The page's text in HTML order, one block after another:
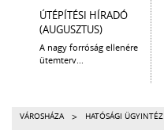
ÚTÉPÍTÉSI HÍRADÓ
(AUGUSZTUS)
A nagy forróság ellenére
ütemterv...
VÁROSHÁZA > HATÓSÁGI